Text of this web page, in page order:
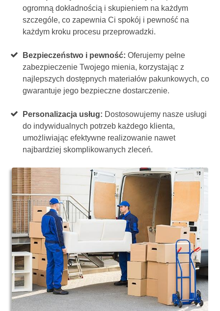
ogromną dokładnością i skupieniem na każdym
szczególe, co zapewnia Ci spokój i pewność na
każdym kroku procesu przeprowadzki.
Bezpieczeństwo i pewność:Oferujemy pełne
zabezpieczenie Twojego mienia, korzystając z
najlepszych dostępnych materiałów pakunkowych, co
gwarantuje jego bezpieczne dostarczenie.
Personalizacja usług: Dostosowujemy nasze usługi
do indywidualnych potrzeb każdego klienta,
umożliwiając efektywne realizowanie nawet
najbardziej skomplikowanych zleceń.